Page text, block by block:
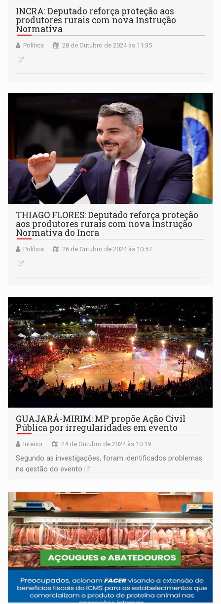
INCRA: Deputado reforça proteção aos
produtores rurais com nova Instrução
Normativa
Política 28 de Outubro de 2024 às 11:35
THIAGO FLORES: Deputado reforça proteção
aos produtores rurais com nova Instrução
Normativa do Incra
Política 26 de Outubro de 2024 às 10:57
GUAJARÁ-MIRIM: MP propõe Ação Civil
Pública por irregularidades em evento
Interior 24 de Outubro de 2024 às 10:19
Segundo as investigações, foram identificados problemas
na gestão do evento